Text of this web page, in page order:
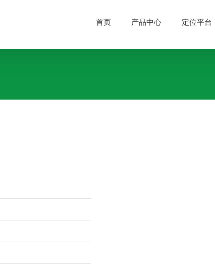
首页 产品中心 定位平台